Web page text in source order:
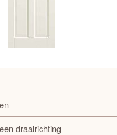
draairichting